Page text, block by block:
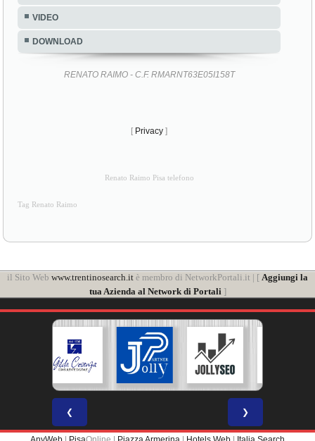
VIDEO
DOWNLOAD
RENATO RAIMO - C.F. RMARNT63E05I158T
[ Privacy ]
Renato Raimo Pisa telefono
Tag Renato Raimo
il Sito Web www.trentinosearch.it è membro di NetworkPortali.it | [ Aggiungi la
tua Azienda al Network di Portali ]
❮ ❯